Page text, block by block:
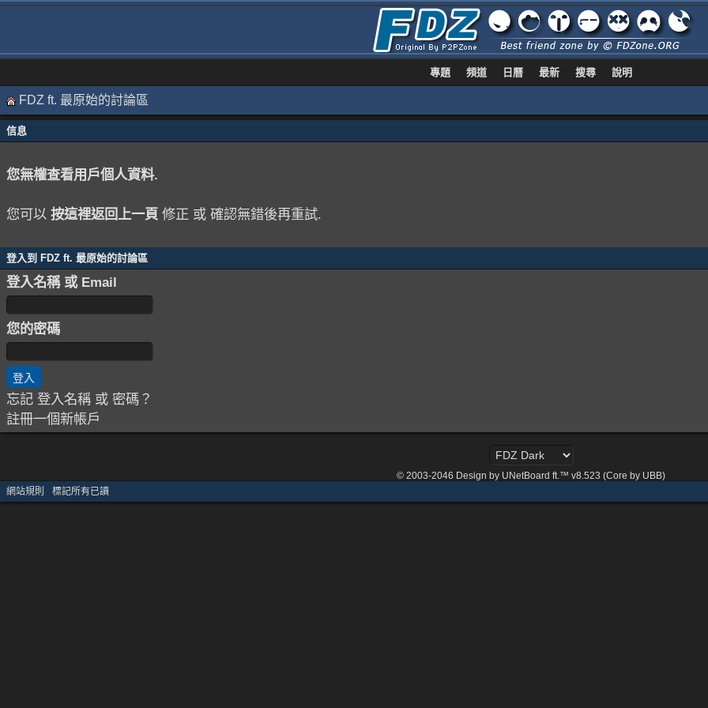
專題 頻道 日曆 最新 搜尋 說明
FDZ ft. 最原始的討論區
信息
您無權查看用戶個人資料.
您可以 按這裡返回上一頁 修正 或 確認無錯後再重試.
登入到 FDZ ft. 最原始的討論區
登入名稱 或 Email
您的密碼
忘記 登入名稱 或 密碼？
註冊一個新帳戶
© 2003-2046 Design by UNetBoard ft.™ v8.523 (Core by UBB)
網站規則 · 標記所有已讀